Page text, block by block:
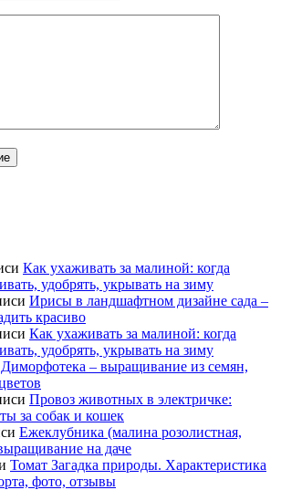
Как ухаживать за малиной: когда
удобрять, укрывать на зиму
Ирисы в ландшафтном дизайне сада –
красиво
Как ухаживать за малиной: когда
удобрять, укрывать на зиму
Диморфотека – выращивание из семян,
Провоз животных в электричке:
за собак и кошек
Ежеклубника (малина розолистная,
на даче
Томат Загадка природы. Характеристика
фото, отзывы